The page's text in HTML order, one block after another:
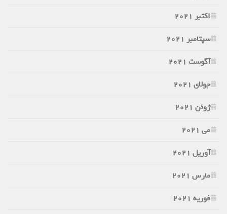
اکتبر 2021
سپتامبر 2021
آگوست 2021
جولای 2021
ژوئن 2021
می 2021
آوریل 2021
مارس 2021
فوریه 2021